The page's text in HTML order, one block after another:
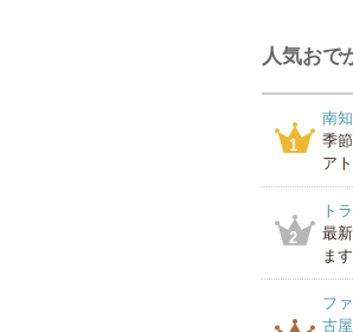
人気おで
1
南
季
ア
2
ト
最
ま
フ
古